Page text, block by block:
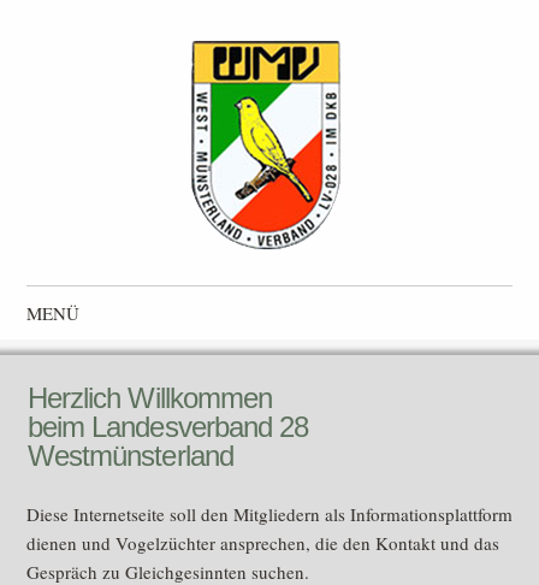
Westmünsterlandverband
Landesverband 028 im Deutscher Kanarien- und Vogelzüchter-
Bund e.V. (DKB)
MENÜ
Zum Inhalt springen
Herzlich Willkommen
beim Landesverband 28
Westmünsterland
Diese Internetseite soll den Mitgliedern als Informationsplattform
dienen und Vogelzüchter ansprechen, die den Kontakt und das
Gespräch zu Gleichgesinnten suchen.